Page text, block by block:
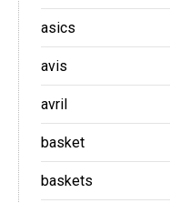
asics
avis
avril
basket
baskets